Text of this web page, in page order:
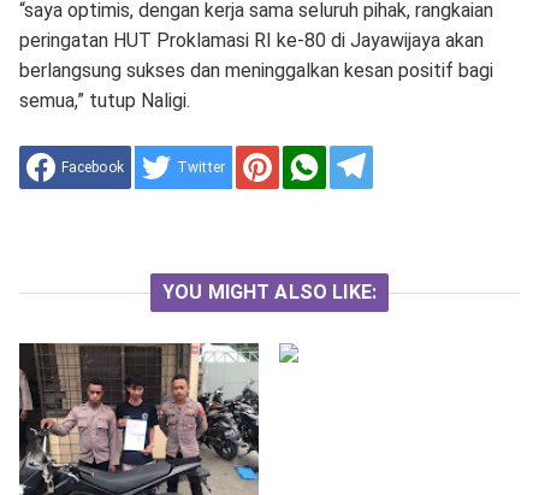
“saya optimis, dengan kerja sama seluruh pihak, rangkaian
peringatan HUT Proklamasi RI ke-80 di Jayawijaya akan
berlangsung sukses dan meninggalkan kesan positif bagi
semua,” tutup Naligi.
Facebook Twitter
YOU MIGHT ALSO LIKE: